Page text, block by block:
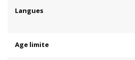
Langues
Age limite